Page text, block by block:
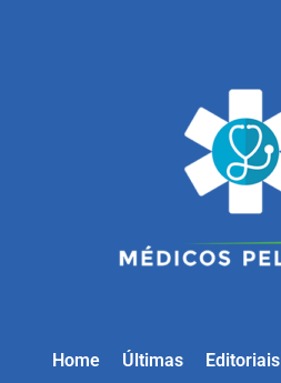
Home Últimas Editoriais